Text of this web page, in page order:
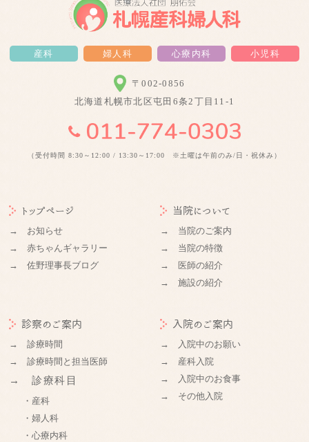
産科 婦人科 心療内科 小児科
〒002-0856
北海道札幌市北区屯田6条2丁目11-1
（受付時間 8:30～12:00 / 13:30～17:00 ※土曜は午前のみ/日・祝休み）
トップページ
→ お知らせ
→ 赤ちゃんギャラリー
→ 佐野理事長ブログ
当院について
→ 当院のご案内
→ 当院の特徴
→ 医師の紹介
→ 施設の紹介
診察のご案内
→ 診療時間
→ 診療時間と担当医師
→ 診療科目
・産科
・婦人科
・心療内科
入院のご案内
→ 入院中のお願い
→ 産科入院
→ 入院中のお食事
→ その他入院